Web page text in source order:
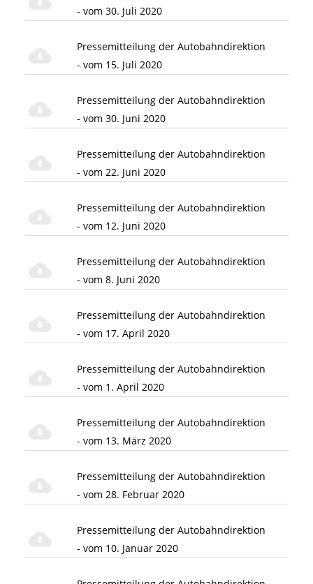
- vom 30. Juli 2020
Pressemitteilung der Autobahndirektion
- vom 15. Juli 2020
Pressemitteilung der Autobahndirektion
- vom 30. Juni 2020
Pressemitteilung der Autobahndirektion
- vom 22. Juni 2020
Pressemitteilung der Autobahndirektion
- vom 12. Juni 2020
Pressemitteilung der Autobahndirektion
- vom 8. Juni 2020
Pressemitteilung der Autobahndirektion
- vom 17. April 2020
Pressemitteilung der Autobahndirektion
- vom 1. April 2020
Pressemitteilung der Autobahndirektion
- vom 13. März 2020
Pressemitteilung der Autobahndirektion
- vom 28. Februar 2020
Pressemitteilung der Autobahndirektion
- vom 10. Januar 2020